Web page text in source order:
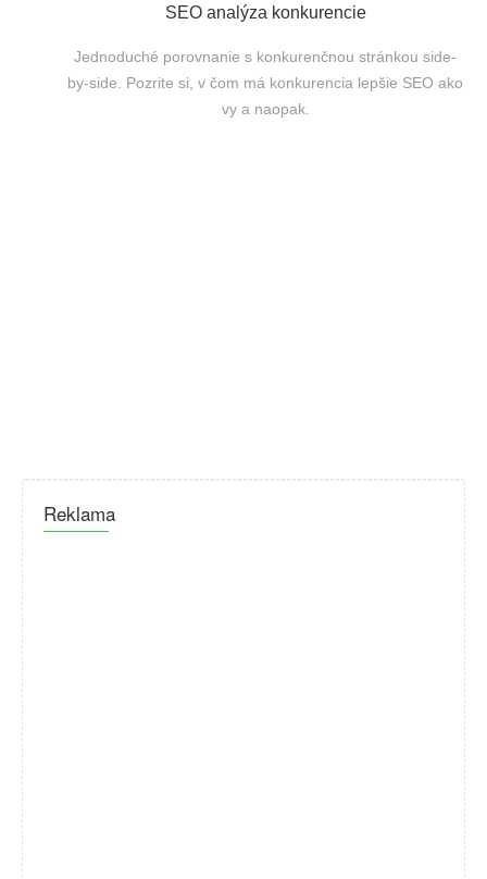
SEO analýza konkurencie
Jednoduché porovnanie s konkurenčnou stránkou side-
by-side. Pozrite si, v čom má konkurencia lepšie SEO ako
vy a naopak.
Reklama